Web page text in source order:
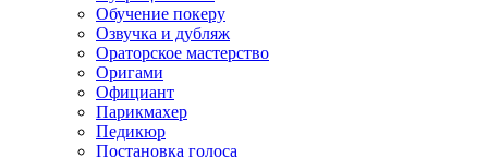
Обучение покеру
Озвучка и дубляж
Ораторское мастерство
Оригами
Официант
Парикмахер
Педикюр
Постановка голоса